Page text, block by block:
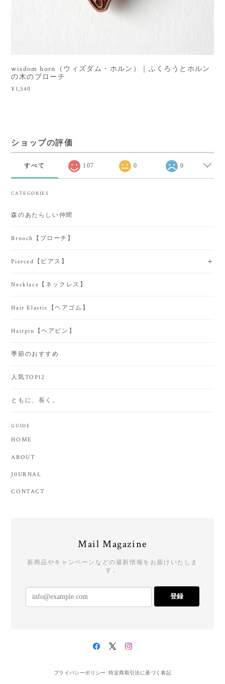
wisdom horn（ウィズダム・ホルン）｜ふくろうとホルン
の木のブローチ
¥1,540
ショップの評価
すべて 107 0 0
CATEGORIES
森のあたらしい仲間
Brooch【ブローチ】
Pierced【ピアス】
Necklace【ネックレス】
Hair Elastic【ヘアゴム】
Hairpin【ヘアピン】
季節のおすすめ
人気TOP12
ともに、長く。
GUIDE
HOME
ABOUT
J0URNAL
CONTACT
Mail Magazine
新商品やキャンペーンなどの最新情報をお届けいたしま
す。
登録
プライバシーポリシー 特定商取引法に基づく表記